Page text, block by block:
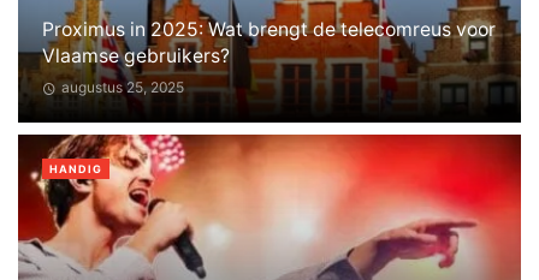
Proximus in 2025: Wat brengt de telecomreus voor
Vlaamse gebruikers?
augustus 25, 2025
HANDIG